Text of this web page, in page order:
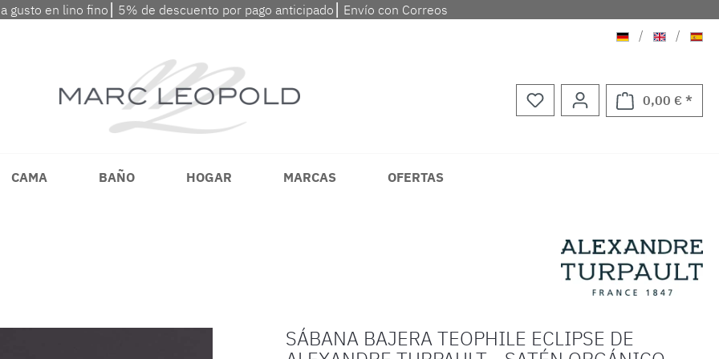
gusto en lino fino⎮ 5% de descuento por pago anticipado⎮ Envío con Correos
Aleman
/ Ingles/
0,00 € *
CAMA BAÑO HOGAR MARCAS OFERTAS
SÁBANA BAJERA TEOPHILE ECLIPSE DE